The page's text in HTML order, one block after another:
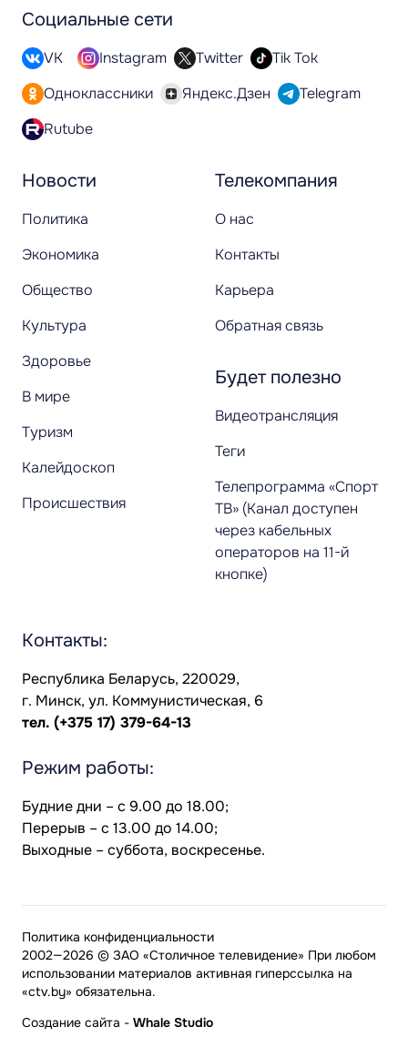
Новости
Политика
Экономика
Общество
Культура
Здоровье
В мире
Туризм
Калейдоскоп
Происшествия
Телекомпания
О нас
Контакты
Карьера
Обратная связь
Будет полезно
Видеотрансляция
Теги
Телепрограмма «Спорт
ТВ» (Канал доступен
через кабельных
операторов на 11-й
кнопке)
Социальные сети
VK Instagram Twitter
Tik Tok
Одноклассники
Яндекс.Дзен
Telegram
Rutube
Контакты:
Республика Беларусь, 220029,
г. Минск, ул. Коммунистическая, 6
тел. (+375 17) 379-64-13
Режим работы:
Будние дни – с 9.00 до 18.00;
Перерыв – с 13.00 до 14.00;
Выходные – суббота, воскресенье.
2002—2026 © ЗАО «Столичное телевидение» При любом
использовании материалов активная гиперссылка на
«ctv.by» обязательна.
Политика конфиденциальности
Создание сайта - Whale Studio